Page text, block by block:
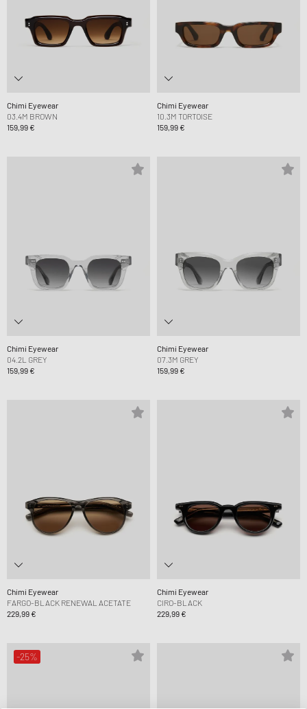
Chimi Eyewear
03.4M BROWN
159,99 €
Chimi Eyewear
10.3M TORTOISE
159,99 €
Chimi Eyewear
04.2L GREY
159,99 €
Chimi Eyewear
07.3M GREY
159,99 €
Chimi Eyewear
FARGO-BLACK RENEWAL ACETATE
229,99 €
Chimi Eyewear
CIRO-BLACK
229,99 €
-25%